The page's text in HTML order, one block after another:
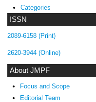
ISSN
2089-6158 (Print)
2620-3944 (Online)
About JMPF
Focus and Scope
Editorial Team
Categories